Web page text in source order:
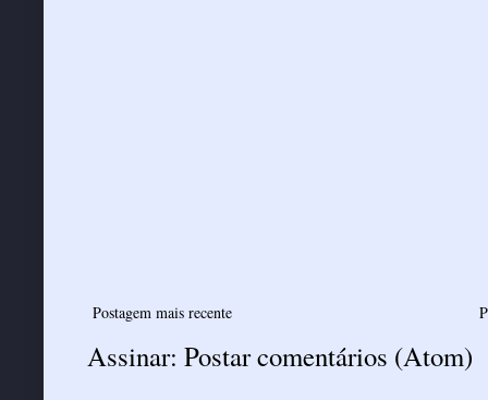
Postagem mais recente
Assinar: Postar comentários (Atom)